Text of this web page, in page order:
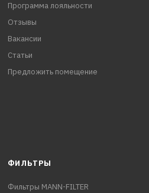
Программа лояльности
Отзывы
Вакансии
Статьи
Предложить помещение
ФИЛЬТРЫ
Фильтры MANN-FILTER